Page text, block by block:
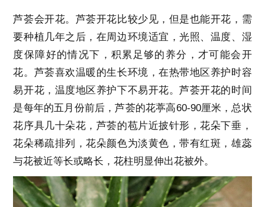
芦荟会开花。芦荟开花比较少见，但是也能开花，需
要种植几年之后，在周边环境适宜，光照、温度、湿
度保障好的情况下，积累足够的养分，才可能会开
花。芦荟喜欢温暖的生长环境，在热带地区养护时容
易开花，温度地区养护下不易开花。芦荟开花的时间
是每年的五月份前后，芦荟的花葶高60-90厘米，总状
花序具几十朵花，芦荟的苞片近披针形，花朵下垂，
花朵稀疏排列，花朵颜色为淡黄色，带有红斑，雄蕊
与花被近等长或略长，花柱明显伸出花被外。